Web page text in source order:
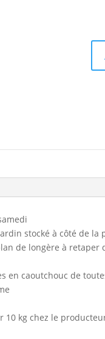
stocké à côté de la
de longère à
en caoutchouc de
10 kg chez le